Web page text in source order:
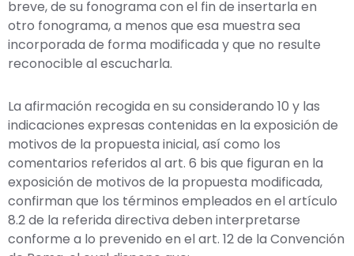
breve, de su fonograma con el fin de insertarla en
otro fonograma, a menos que esa muestra sea
incorporada de forma modificada y que no resulte
reconocible al escucharla.
La afirmación recogida en su considerando 10 y las
indicaciones expresas contenidas en la exposición de
motivos de la propuesta inicial, así como los
comentarios referidos al art. 6 bis que figuran en la
exposición de motivos de la propuesta modificada,
confirman que los términos empleados en el artículo
8.2 de la referida directiva deben interpretarse
conforme a lo prevenido en el art. 12 de la Convención